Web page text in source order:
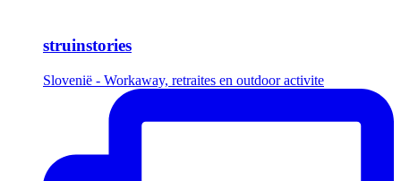
struinstories
Slovenië - Workaway, retraites en outdoor activite